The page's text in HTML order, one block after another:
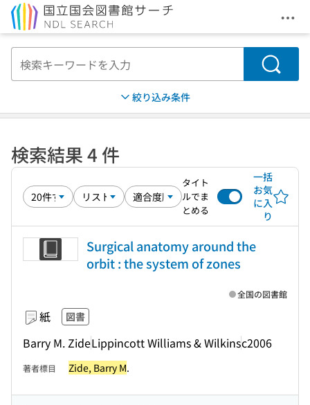
メ
検索
絞り込み条件
検索結果 4 件
タイト
ルでま
とめる
一括
お気
に入
り
Surgical anatomy around the
orbit : the system of zones
紙 図書
Barry M. ZideLippincott Williams & Wilkinsc2006
全国の図書館
著者標目 Zide, Barry M.